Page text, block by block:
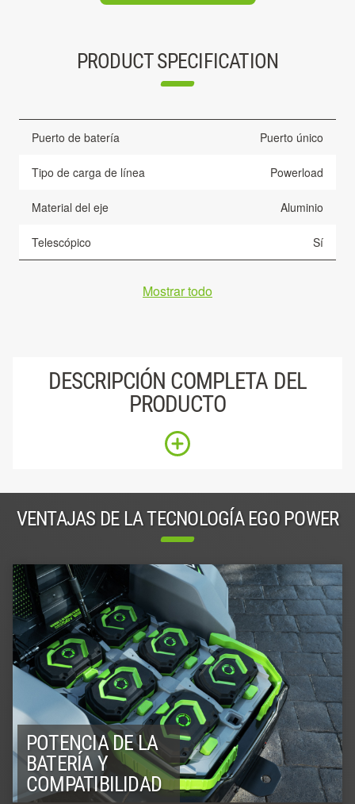
PRODUCT SPECIFICATION
Puerto de batería Puerto único
Tipo de carga de línea Powerload
Material del eje Aluminio
Telescópico Sí
Mostrar todo
DESCRIPCIÓN COMPLETA DEL
PRODUCTO
VENTAJAS DE LA TECNOLOGÍA EGO POWER
POTENCIA DE LA
BATERÍA Y
COMPATIBILIDAD